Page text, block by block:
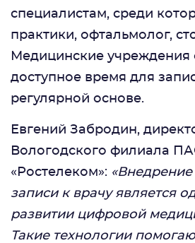
специалистам, среди
практики, офтальмолог,
Медицинские учреждения
доступное время для
регулярной основе.
Евгений Забродин,
Вологодского филиала
«Ростелеком»:
записи к врачу является
развитии цифровой
Такие технологии